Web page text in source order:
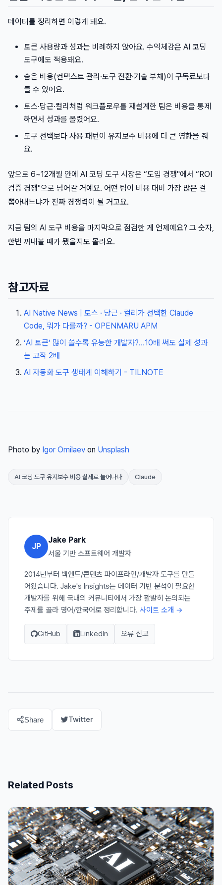
데이터를 정리하면 이렇게 돼요.
토큰 사용량과 성과는 비례하지 않아요. 수익체감은 AI 코딩
도구에도 적용돼요.
숨은 비용(컨텍스트 관리·도구 전환·기술 부채)이 구독료보다
클 수 있어요.
토스·당근·컬리처럼 워크플로우를 재설계한 팀은 비용을 통제
하면서 성과를 올렸어요.
도구 선택보다 사용 패턴이 유지보수 비용에 더 큰 영향을 줘
요.
앞으로 6~12개월 안에 AI 코딩 도구 시장은 “도입 경쟁"에서 “ROI
검증 경쟁"으로 넘어갈 거예요. 어떤 팀이 비용 대비 가장 많은 걸
뽑아내느냐가 진짜 경쟁력이 될 거고요.
지금 팀의 AI 도구 비용을 마지막으로 점검한 게 언제예요? 그 숫자,
한번 꺼내볼 때가 됐을지도 몰라요.
참고자료
AI Native News | 토스 · 당근 · 컬리가 선택한 Claude
Code, 뭐가 다를까? - OPENMARU APM
‘AI 토큰’ 많이 쓸수록 유능한 개발자?…10배 써도 실제 성과
는 고작 2배
AI 자동화 도구 생태계 이해하기 - TILNOTE
Photo by Igor Omilaev on Unsplash
AI 코딩 도구 유지보수 비용 실제로 늘어나나 Claude
JP
Jake Park
서울 기반 소프트웨어 개발자
2014년부터 백엔드/콘텐츠 파이프라인/개발자 도구를 만들
어왔습니다. Jake's Insights는 데이터 기반 분석이 필요한
개발자를 위해 국내외 커뮤니티에서 가장 활발히 논의되는
주제를 골라 영어/한국어로 정리합니다. 사이트 소개 →
GitHub LinkedIn 오류 신고
Share Twitter
Related Posts